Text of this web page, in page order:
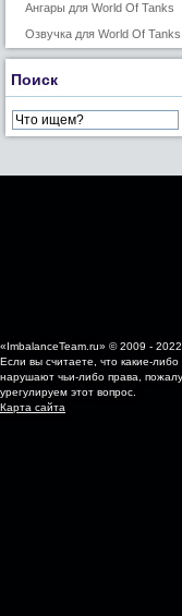
Ангары для World Of Tanks
Озвучка для World Of Tanks
Поиск
«ImbalanceTeam.ru» © 2009 - 2022
Если вы считаете, что какие-
нарушают чьи-либо права,
урегулируем этот вопрос.
Карта сайта